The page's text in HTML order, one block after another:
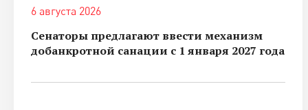
6 августа 2026
Сенаторы предлагают ввести механизм
добанкротной санации с 1 января 2027 года